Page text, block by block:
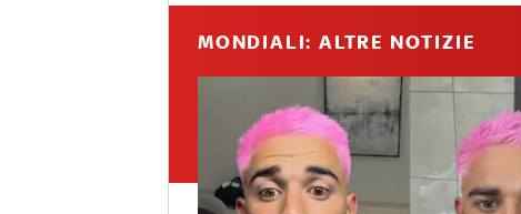
MONDIALI: ALTRE NOTIZIE